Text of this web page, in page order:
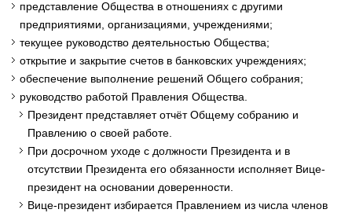
представление Общества в отношениях с другими
предприятиями, организациями, учреждениями;
текущее руководство деятельностью Общества;
открытие и закрытие счетов в банковских учреждениях;
обеспечение выполнение решений Общего собрания;
руководство работой Правления Общества.
Президент представляет отчёт Общему собранию и
Правлению о своей работе.
При досрочном уходе с должности Президента и в
отсутствии Президента его обязанности исполняет Вице-
президент на основании доверенности.
Вице-президент избирается Правлением из числа членов